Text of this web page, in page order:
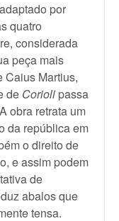
por
quatro
considerada
peça mais
Caius Martius,
de Corioli passa
obra retrata um
da república em
o direito de
e assim podem
de
abalos que
tensa.